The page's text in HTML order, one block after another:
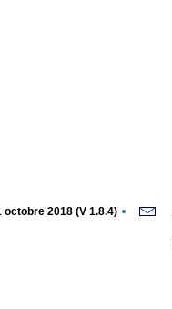
Publique (SUP)
octobre 2018 (V 1.8.4)